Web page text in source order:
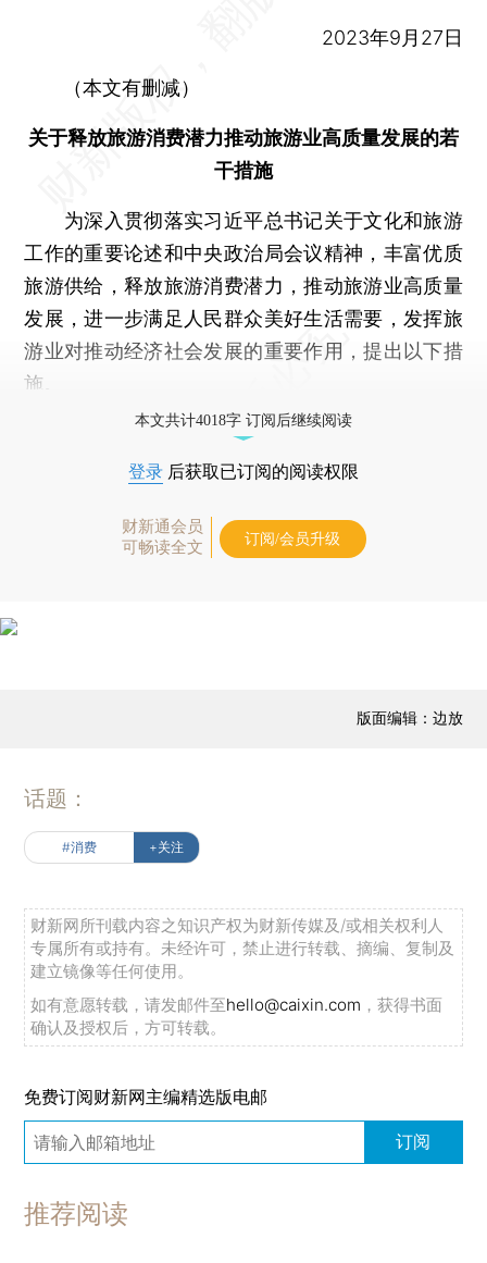
2023年9月27日
（本文有删减）
关于释放旅游消费潜力推动旅游业高质量发展的若
干措施
为深入贯彻落实习近平总书记关于文化和旅游
工作的重要论述和中央政治局会议精神，丰富优质
旅游供给，释放旅游消费潜力，推动旅游业高质量
发展，进一步满足人民群众美好生活需要，发挥旅
游业对推动经济社会发展的重要作用，提出以下措
施。
本文共计4018字 订阅后继续阅读
登录 后获取已订阅的阅读权限
财新通会员
可畅读全文
订阅/会员升级
版面编辑：边放
话题：
#消费 +关注
财新网所刊载内容之知识产权为财新传媒及/或相关权利人
专属所有或持有。未经许可，禁止进行转载、摘编、复制及
建立镜像等任何使用。
如有意愿转载，请发邮件至hello@caixin.com ，获得书面
确认及授权后，方可转载。
免费订阅财新网主编精选版电邮
订阅
推荐阅读